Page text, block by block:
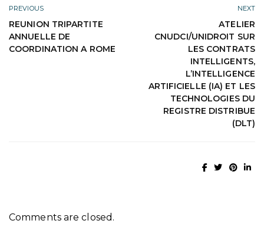
PREVIOUS
REUNION TRIPARTITE
ANNUELLE DE
COORDINATION A ROME
NEXT
ATELIER
CNUDCI/UNIDROIT SUR
LES CONTRATS
INTELLIGENTS,
L’INTELLIGENCE
ARTIFICIELLE (IA) ET LES
TECHNOLOGIES DU
REGISTRE DISTRIBUE
(DLT)
Comments are closed.